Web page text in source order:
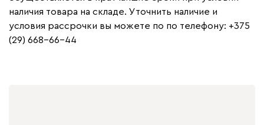
наличия товара на складе. Уточнить наличие и
условия рассрочки вы можете по по телефону: +375
(29) 668-66-44